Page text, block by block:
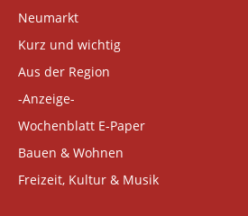
Neumarkt
Kurz und wichtig
Aus der Region
-Anzeige-
Wochenblatt E-Paper
Bauen & Wohnen
Freizeit, Kultur & Musik